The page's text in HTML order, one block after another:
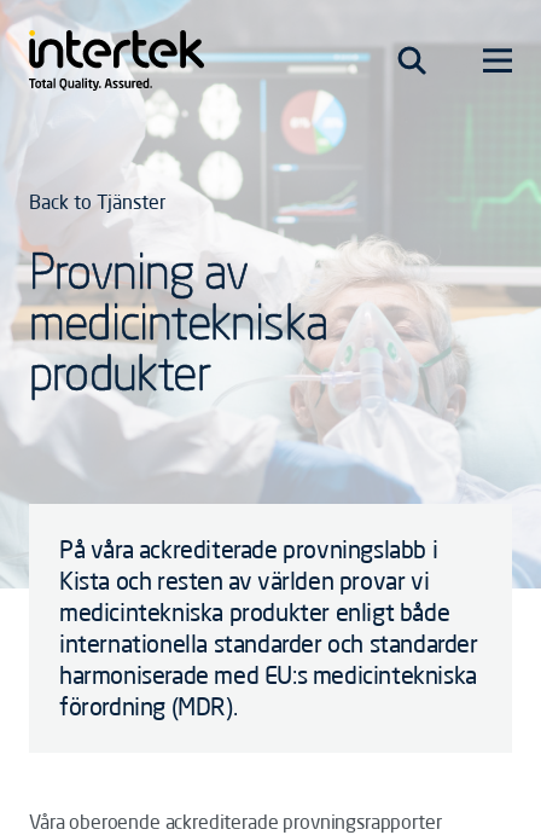
Back to Tjänster
Provning av
medicintekniska
produkter
På våra ackrediterade provningslabb i
Kista och resten av världen provar vi
medicintekniska produkter enligt både
internationella standarder och standarder
harmoniserade med EU:s medicintekniska
förordning (MDR).
Våra oberoende ackrediterade provningsrapporter